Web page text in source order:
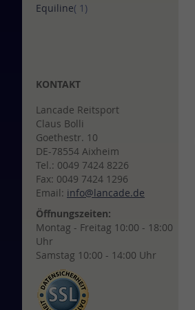
Equiline 1 Artikel
KONTAKT
Lancade Reitsport
Claus Bolli
Goethestr. 10
DE-78554 Aixheim
Tel.: 0049 7424 8226
Fax: 0049 7424 1296
Email: info@lancade.de
Öffnungszeiten:
Montag - Freitag 10:00 - 18:00
Uhr
Samstag 10:00 - 14:00 Uhr